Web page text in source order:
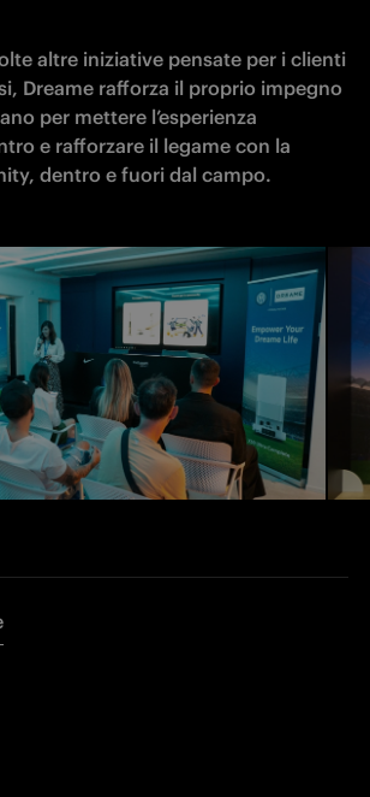
altre iniziative pensate per i clienti
Dreame rafforza il proprio impegno
per mettere l’esperienza
e rafforzare il legame con la
dentro e fuori dal campo.